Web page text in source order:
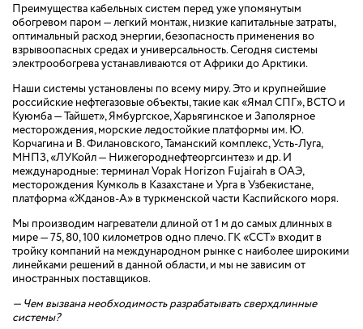
Преимущества кабельных систем перед уже упомянутым
обогревом паром — легкий монтаж, низкие капитальные затраты,
оптимальный расход энергии, безопасность применения во
взрывоопасных средах и универсальность. Сегодня системы
электрообогрева устанавливаются от Африки до Арктики.
Наши системы установлены по всему миру. Это и крупнейшие
российские нефтегазовые объекты, такие как «Ямал СПГ», ВСТО и
Куюмба — Тайшет», Ямбургское, Харьягинское и Заполярное
месторождения, морские ледостойкие платформы им. Ю.
Корчагина и В. Филановского, Таманский комплекс, Усть-Луга,
МНПЗ, «ЛУКойл — Нижегороднефтеоргсинтез» и др. И
международные: терминал Vopak Horizon Fujairah в ОАЭ,
месторождения Кумколь в Казахстане и Урга в Узбекистане,
платформа «Жданов-А» в туркменской части Каспийского моря.
Мы производим нагреватели длиной от 1 м до самых длинных в
мире — 75, 80, 100 километров одно плечо. ГК «ССТ» входит в
тройку компаний на международном рынке с наиболее широкими
линейками решений в данной области, и мы не зависим от
иностранных поставщиков.
— Чем вызвана необходимость разрабатывать сверхдлинные
системы?